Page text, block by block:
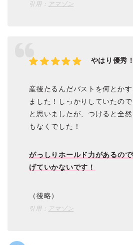
引用： アマゾン
やはり優秀！
産後たるんだバストを何とか
ました！しっかりしていたの
と思いましたが、つけると全
もなくでした！
がっしりホールド力があるの
げていかないです！
（後略）
引用： アマゾン